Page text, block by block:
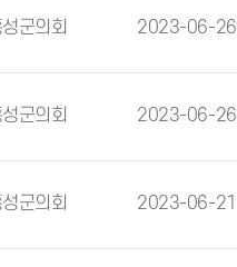
군의회 2023-06-26
군의회 2023-06-26
군의회 2023-06-21